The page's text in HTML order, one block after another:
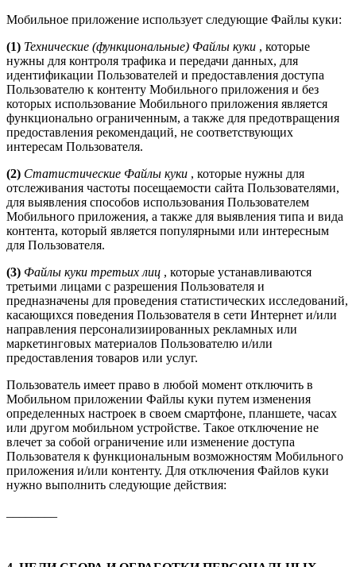
Мобильное приложение использует следующие Файлы куки:
(1) Технические (функциональные) Файлы куки , которые
нужны для контроля трафика и передачи данных, для
идентификации Пользователей и предоставления доступа
Пользователю к контенту Мобильного приложения и без
которых использование Мобильного приложения является
функционально ограниченным, а также для предотвращения
предоставления рекомендаций, не соответствующих
интересам Пользователя.
(2) Статистические Файлы куки , которые нужны для
отслеживания частоты посещаемости сайта Пользователями,
для выявления способов использования Пользователем
Мобильного приложения, а также для выявления типа и вида
контента, который является популярными или интересным
для Пользователя.
(3) Файлы куки третьих лиц , которые устанавливаются
третьими лицами с разрешения Пользователя и
предназначены для проведения статистических исследований,
касающихся поведения Пользователя в сети Интернет и/или
направления персонализиированных рекламных или
маркетинговых материалов Пользователю и/или
предоставления товаров или услуг.
Пользователь имеет право в любой момент отключить в
Мобильном приложении Файлы куки путем изменения
определенных настроек в своем смартфоне, планшете, часах
или другом мобильном устройстве. Такое отключение не
влечет за собой ограничение или изменение доступа
Пользователя к функциональным возможностям Мобильного
приложения и/или контенту. Для отключения Файлов куки
нужно выполнить следующие действия: